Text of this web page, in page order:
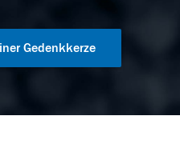
Gedenkkerze